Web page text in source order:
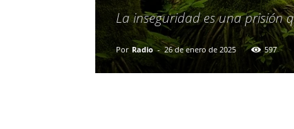
La inseguridad es una prisión
Por Radio - 26 de enero de 2025 597